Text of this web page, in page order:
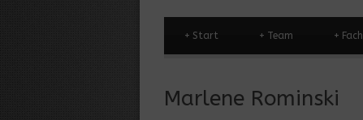
Start
+ Team
+ +
Marlene Rominski